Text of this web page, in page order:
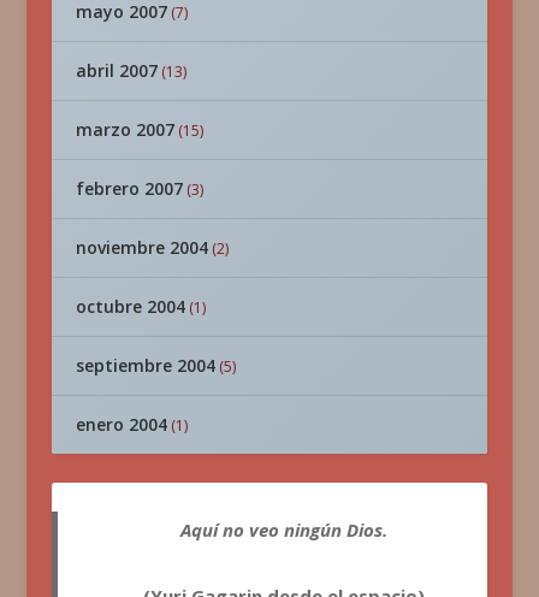
mayo 2007(7)
abril 2007(13)
marzo 2007(15)
febrero 2007(3)
noviembre 2004(2)
octubre 2004(1)
septiembre 2004(5)
enero 2004(1)
Aquí no veo ningún Dios.